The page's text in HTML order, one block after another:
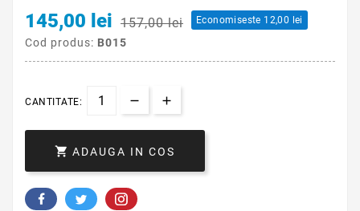
145,00 lei 157,00 lei Economiseste 12,00 lei
Cod produs: B015
CANTITATE:
 ADAUGA IN COS